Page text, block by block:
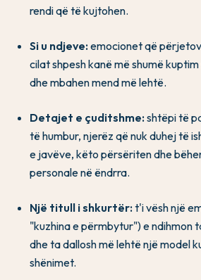
rendi që të kujtohen.
Si u ndjeve:emocionet që
cilat shpesh kanë më shumë
dhe mbahen mend më lehtë.
Detajet e çuditshme:shtëpi të
të humbur, njerëz që nuk duhej të
e javëve, këto përsëriten dhe
personale në ëndrra.
Një titull i shkurtër:t'i vësh një
"kuzhina e përmbytur") e ndihmon
dhe ta dallosh më lehtë një model
shënimet.